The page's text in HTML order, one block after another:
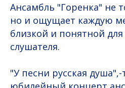
Ансамбль "Горенка" не
но и ощущает каждую
близкой и понятной
слушателя.
"У песни русская душа",-